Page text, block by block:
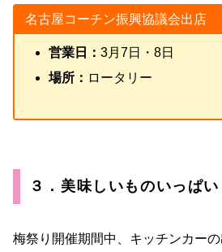
名古屋コーチン振興協議会出店
営業日： 3月7日・8日
場所： ロータリー
３．美味しいものいっぱ
梅祭り開催期間中、キッチンカーの